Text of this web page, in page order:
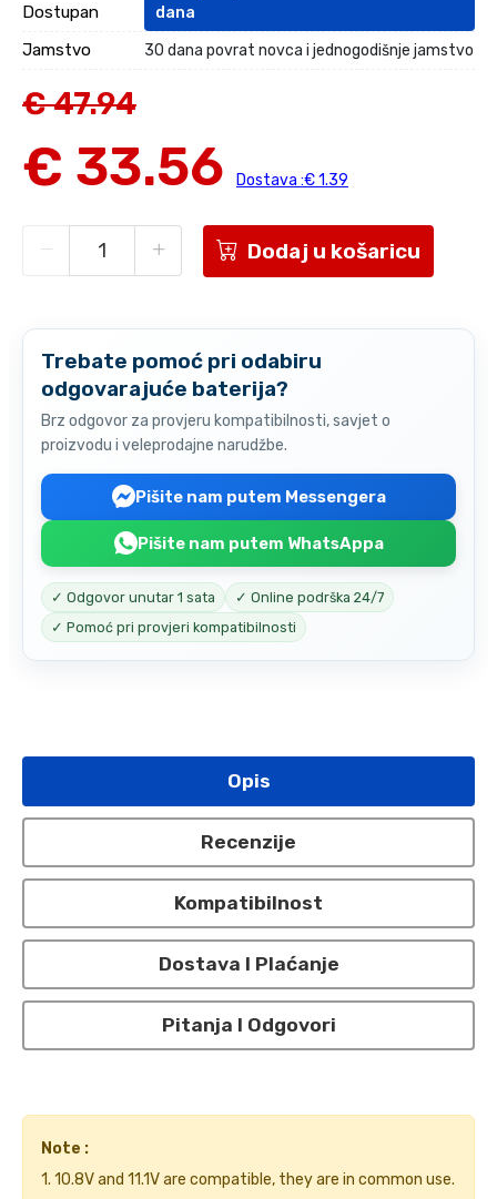
Dostupan
dana
Jamstvo 30 dana povrat novca i jednogodišnje jamstvo
€ 47.94
€ 33.56 Dostava :€ 1.39
Dodaj u košaricu
Trebate pomoć pri odabiru
odgovarajuće baterija?
Brz odgovor za provjeru kompatibilnosti, savjet o
proizvodu i veleprodajne narudžbe.
Pišite nam putem Messengera
Pišite nam putem WhatsAppa
✓ Odgovor unutar 1 sata
✓ Online podrška 24/7
✓ Pomoć pri provjeri kompatibilnosti
Opis
Recenzije
Kompatibilnost
Dostava I Plaćanje
Pitanja I Odgovori
Note :
1. 10.8V and 11.1V are compatible, they are in common use.